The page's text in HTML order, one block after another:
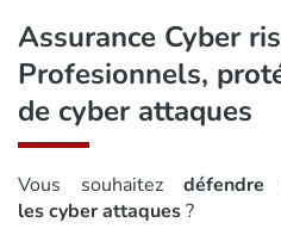
Assurance Cyber
Profesionnels,
de cyber attaques
Vous souhaitez
les cyber attaques?